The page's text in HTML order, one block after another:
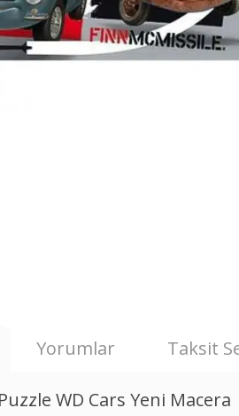
Yorumlar Taksit
WD Cars Yeni Macera